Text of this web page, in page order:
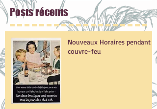
Postsrécents
Nouveaux Horaires pendant le
couvre-feu